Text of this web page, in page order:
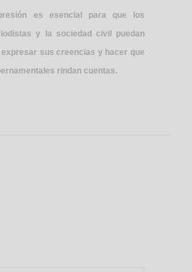
es esencial para que los
y la sociedad civil puedan
sus creencias y hacer que
rindan cuentas.